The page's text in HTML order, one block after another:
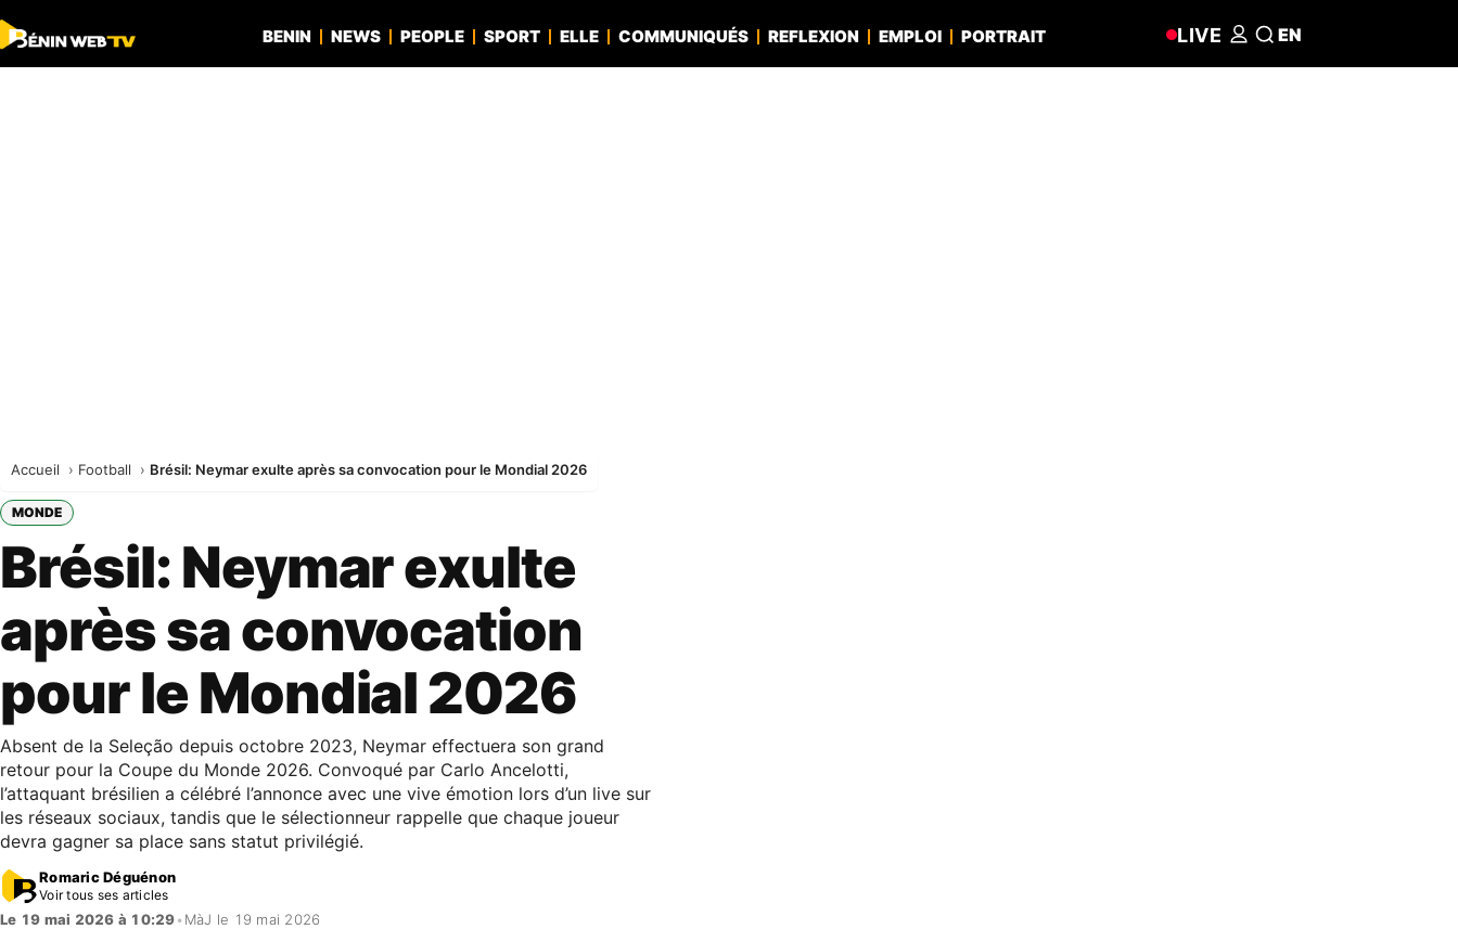
BENIN NEWS PEOPLE SPORT ELLE COMMUNIQUÉS REFLEXION EMPLOI PORTRAIT LIVE EN
Accueil Football Brésil: Neymar exulte après sa convocation pour le Mondial 2026
MONDE
Brésil: Neymar exulte
après sa convocation
pour le Mondial 2026
Absent de la Seleção depuis octobre 2023, Neymar effectuera son grand
retour pour la Coupe du Monde 2026. Convoqué par Carlo Ancelotti,
l’attaquant brésilien a célébré l’annonce avec une vive émotion lors d’un live sur
les réseaux sociaux, tandis que le sélectionneur rappelle que chaque joueur
devra gagner sa place sans statut privilégié.
Romaric Déguénon
Voir tous ses articles
Le 19 mai 2026 à 10:29• MàJ le 19 mai 2026